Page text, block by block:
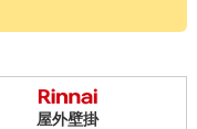
屋外壁掛